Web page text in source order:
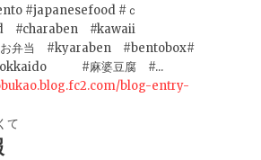
#japanesefood #ｃ
#charaben #kawaii
弁当 #kyaraben #bentobox#
#麻婆豆腐 #...
blog-entry-
て